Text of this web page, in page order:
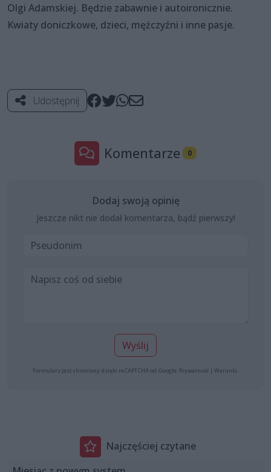
Olgi Adamskiej. Będzie zabawnie i autoironicznie.
Kwiaty doniczkowe, dzieci, mężczyźni i inne pasje.
Udostępnij
Komentarze 0
Dodaj swoją opinię
Jeszcze nikt nie dodał komentarza, bądź pierwszy!
Wyślij
Formularz jest chroniony dzięki reCAPTCHA od Google: Prywatność | Warunki
Najczęściej czytane